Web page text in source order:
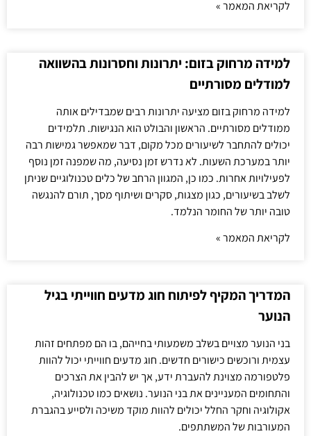
לקריאת המאמר »
למידה מרחוק בזום: יתרונות וחסרונות בהשוואה
למודלים מסורתיים
למידה מרחוק בזום מציעה יתרונות רבים שמבדילים אותה
ממודלים מסורתיים. הראשון והבולט הוא הנגישות. תלמידים
יכולים להתחבר לשיעורים מכל מקום, דבר שמאפשר גמישות רבה
יותר במערכת השעות. לא נדרש זמן נסיעה, מה שמפנה זמן נוסף
לפעילויות אחרות. כמו כן, המגוון הרחב של כלים טכנולוגיים שניתן
לשלב בשיעורים, כגון מצגות, סקרים ושיתוף מסך, תורם להנגשה
טובה יותר של החומר הנלמד.
לקריאת המאמר »
המדריך המקיף לפיתוח חוג מדעים חווייתי בגיל
הנוער
בני הנוער מצויים בשלב משמעותי בחייהם, בו הם מפתחים זהות
עצמית ורוכשים כישורים חדשים. חוג מדעים חווייתי יכול להוות
פלטפורמה מצוינת להעברת ידע, אך יש להבין את הצרכים
והתחומים המעניינים את בני הנוער. נושאים כמו טכנולוגיה,
אקולוגיה וחקר החלל יכולים להוות מוקד משיכה ולסייע בהגברת
המעורבות של המשתתפים.